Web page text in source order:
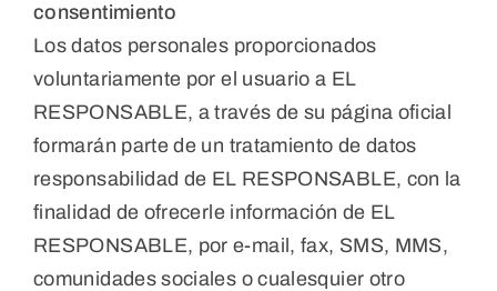
consentimiento
Los datos personales proporcionados
voluntariamente por el usuario a EL
RESPONSABLE, a través de su página oficial
formarán parte de un tratamiento de datos
responsabilidad de EL RESPONSABLE, con la
finalidad de ofrecerle información de EL
RESPONSABLE, por e-mail, fax, SMS, MMS,
comunidades sociales o cualesquier otro